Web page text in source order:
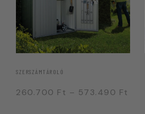
SZERSZÁMTÁROLÓ
260.700 Ft – 573.490 Ft